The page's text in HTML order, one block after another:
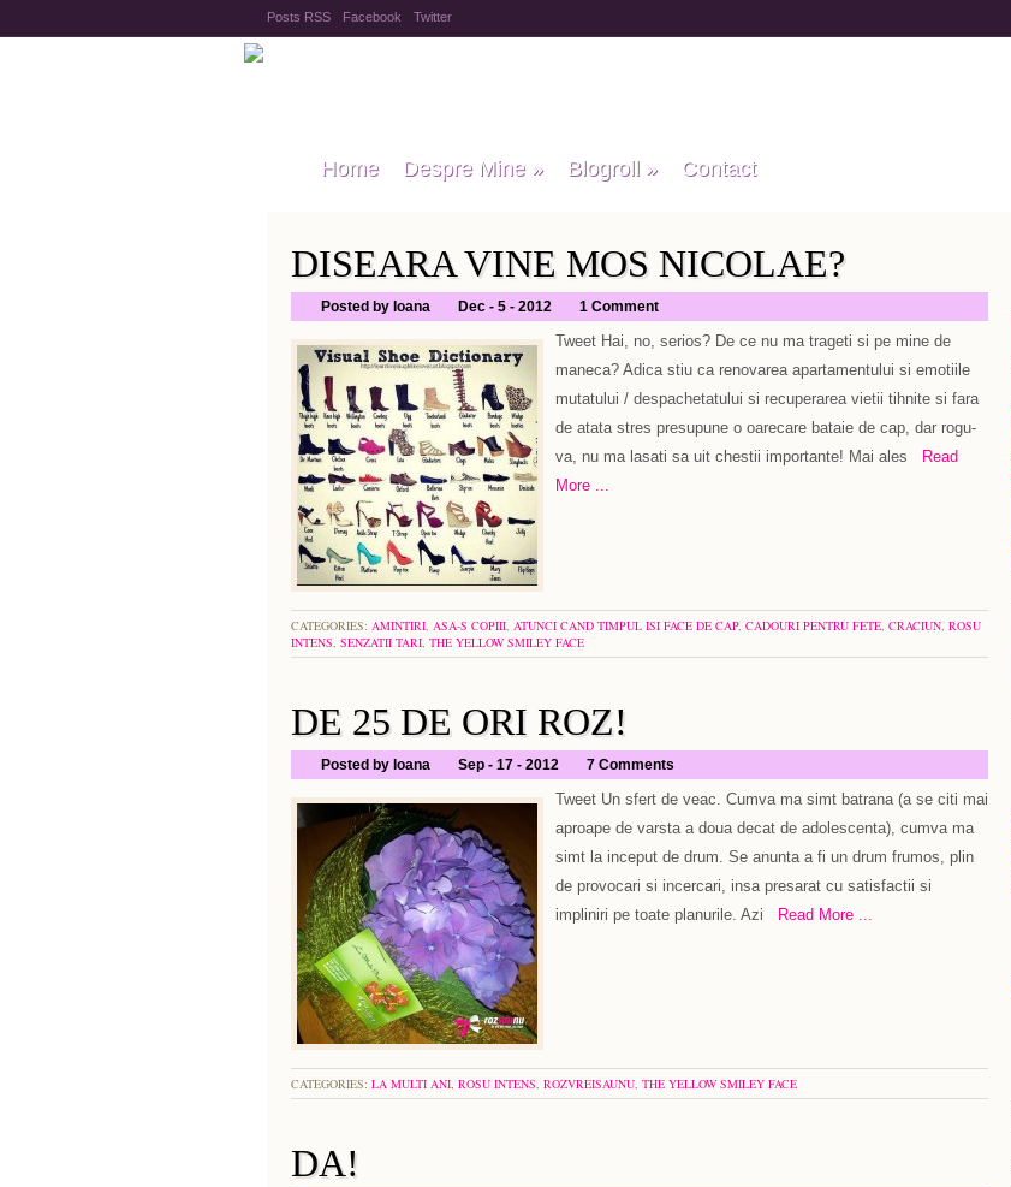
Posts RSS Facebook Twitter
Home Despre Mine» Blogroll » Contact
DISEARA VINE MOS NICOLAE?
Posted by Ioana Dec - 5 - 2012 1 Comment
Tweet Hai, no, serios? De ce nu ma trageti si pe mine de
maneca? Adica stiu ca renovarea apartamentului si emotiile
mutatului / despachetatului si recuperarea vietii tihnite si fara
de atata stres presupune o oarecare bataie de cap, dar rogu-
va, nu ma lasati sa uit chestii importante! Mai ales Read
More ...
CATEGORIES: AMINTIRI, ASA-S COPIII, ATUNCI CAND TIMPUL ISI FACE DE CAP, CADOURI PENTRU FETE, CRACIUN, ROSU
INTENS, SENZATII TARI, THE YELLOW SMILEY FACE
DE 25 DE ORI ROZ!
Posted by Ioana Sep - 17 - 2012 7 Comments
Tweet Un sfert de veac. Cumva ma simt batrana (a se citi mai
aproape de varsta a doua decat de adolescenta), cumva ma
simt la inceput de drum. Se anunta a fi un drum frumos, plin
de provocari si incercari, insa presarat cu satisfactii si
impliniri pe toate planurile. Azi Read More ...
CATEGORIES: LA MULTI ANI, ROSU INTENS, ROZVREISAUNU, THE YELLOW SMILEY FACE
DA!